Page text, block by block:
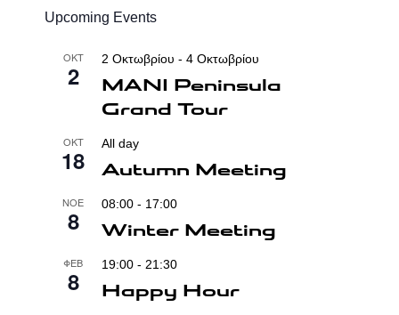
Upcoming Events
ΟΚΤ
2
2 Οκτωβρίου - 4 Οκτωβρίου
MANI Peninsula
Grand Tour
ΟΚΤ
18
All day
Autumn Meeting
ΝΟΈ
8
08:00 - 17:00
Winter Meeting
ΦΕΒ
8
19:00 - 21:30
Happy Hour